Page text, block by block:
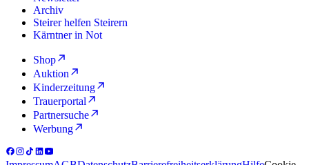
Archiv
Steirer helfen Steirern
Kärntner in Not
Shop
Auktion
Kinderzeitung
Trauerportal
Partnersuche
Werbung